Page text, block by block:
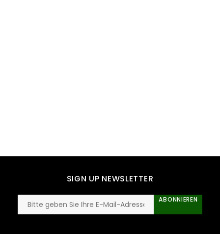
SIGN UP NEWSLETTER
ABONNIEREN